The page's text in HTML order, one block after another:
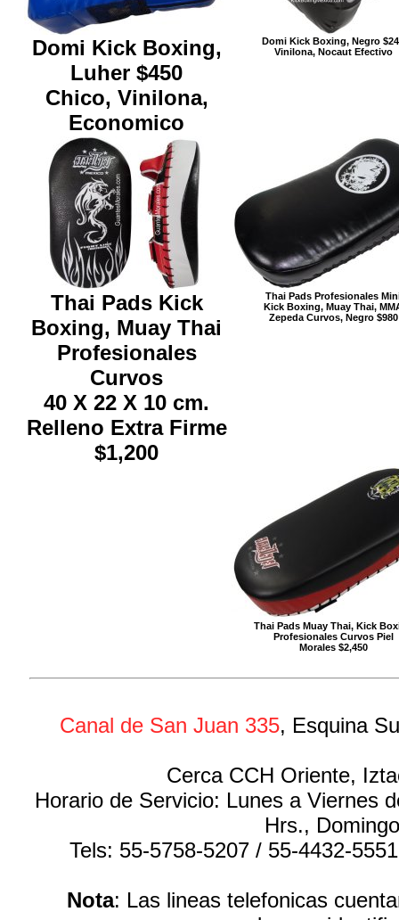
Domi Kick Boxing,
Luher $450
Chico, Vinilona,
Economico
Domi Kick Boxing, Negro
Vinilona, Nocaut Efectivo
Thai Pads Kick
Boxing, Muay Thai
Profesionales
Curvos
40 X 22 X 10 cm.
Relleno Extra Firme
$1,200
Thai Pads Profesionales
Kick Boxing, Muay Thai,
Zepeda Curvos, Negro $980
Thai Pads Muay Thai, Kick
Profesionales Curvos Piel
Morales $2,450
Canal de San Juan 335, Esquina
Cerca CCH Oriente,
Horario de Servicio: Lunes a Viernes
Hrs.,
Tels: 55-5758-5207 / 55-4432-
Nota: Las lineas telefonicas